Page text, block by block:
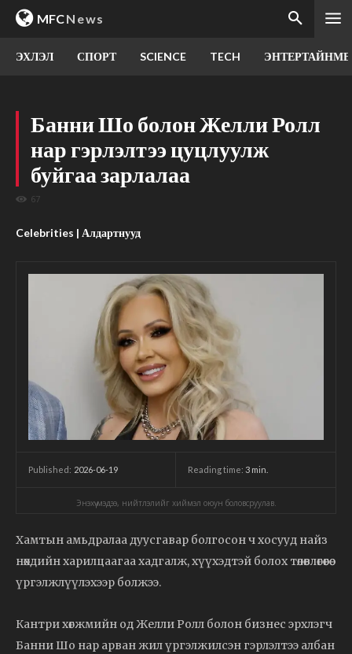
MFCNews
ЭХЛЭЛ СПОРТ SCIENCE TECH
Банни Шо болон Желли Ролл
нар гэрлэлтээ цуцлуулж
буйгаа зарлалаа
67
Celebrities | Алдартнууд
Published: 2026-06-19 Reading time: 3 min.
Энэхүү мэдээ, нийтлэлийг хиймэл оюун боловсруулав.
Хамтын амьдралаа дуусгавар болгосон ч хосууд найз
нөхдийн харилцаагаа хадгалж, хүүхэдтэй болох төлөвлөгөөгөө
үргэлжлүүлэхээр болжээ.
Кантри хөгжмийн од Желли Ролл болон бизнес эрхлэгч
Банни Шо нар арван жил үргэлжилсэн гэрлэлтээ албан